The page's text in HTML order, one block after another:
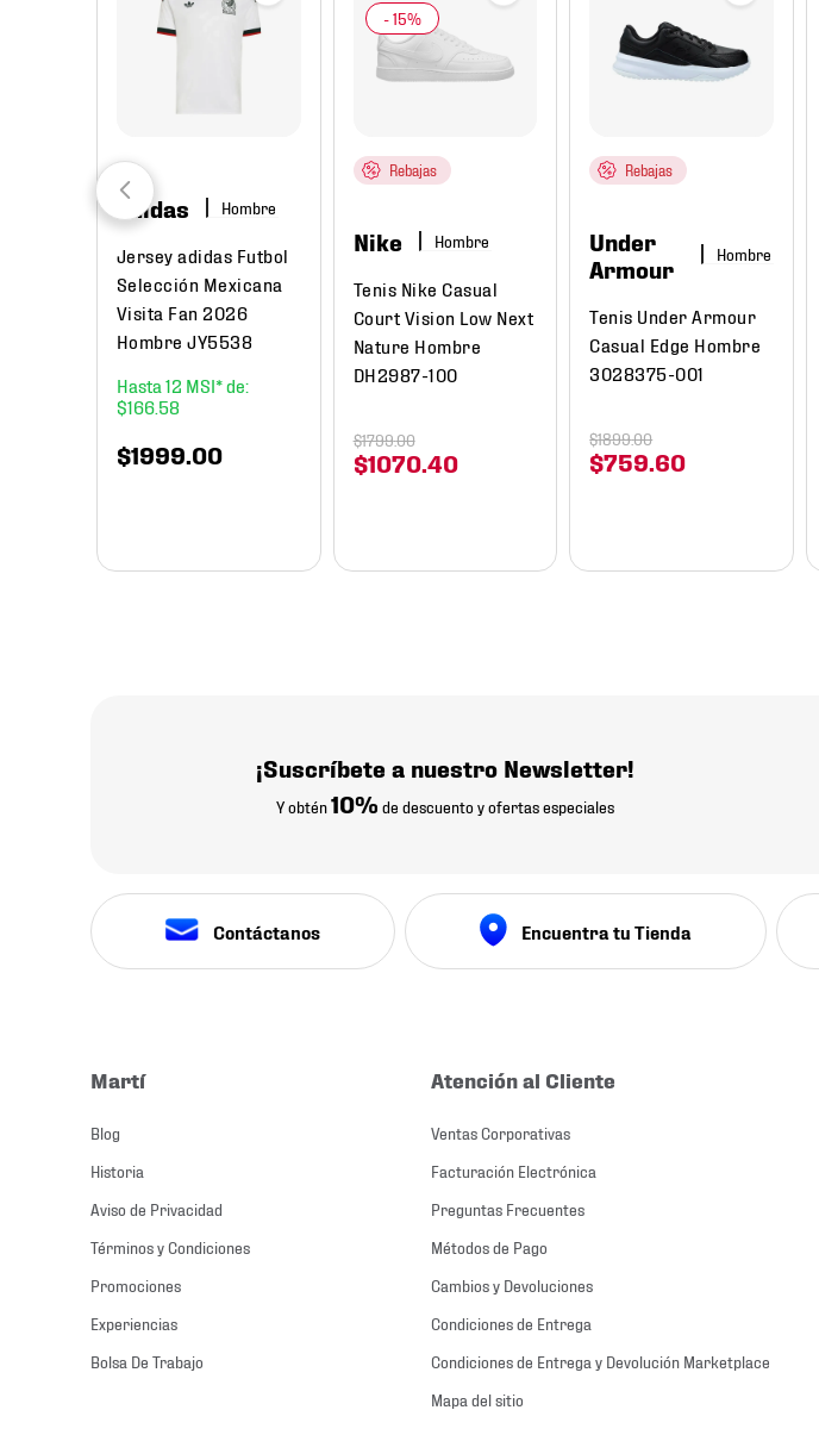
adidas Hombre
Jersey adidas Futbol
Selección Mexicana
Visita Fan 2026
Hombre JY5538
12
$166. 58
$1999 00
Rebajas
Nike Hombre
Tenis Nike Casual
Court Vision Low Next
Nature Hombre
DH2987-100
$1070. 40
$1799.00
Rebajas
Under
Armour
Hombre
Tenis Under Armour
Casual Edge Hombre
3028375-001
$759 60
$1899.00
¡Suscríbete a nuestro Newsletter!
Y obtén10% de descuento y ofertas especiales
Contáctanos Encuentra tu Tienda
Martí
Blog
Historia
Aviso de Privacidad
Términos y Condiciones
Promociones
Experiencias
Bolsa De Trabajo
Atención al Cliente
Ventas Corporativas
Facturación Electrónica
Preguntas Frecuentes
Métodos de Pago
Cambios y Devoluciones
Condiciones de Entrega
Condiciones de Entrega y Devolución Marketplace
Mapa del sitio